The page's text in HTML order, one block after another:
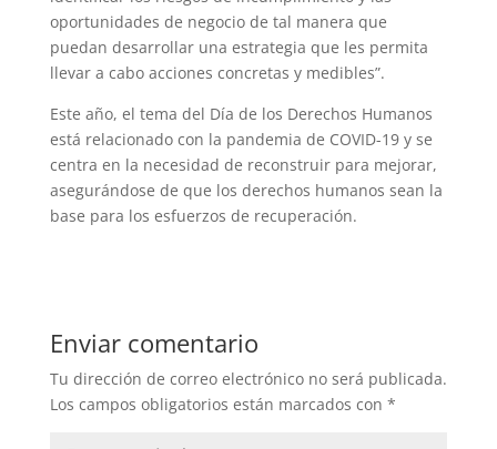
oportunidades de negocio de tal manera que
puedan desarrollar una estrategia que les permita
llevar a cabo acciones concretas y medibles”.
Este año, el tema del Día de los Derechos Humanos
está relacionado con la pandemia de COVID-19 y se
centra en la necesidad de reconstruir para mejorar,
asegurándose de que los derechos humanos sean la
base para los esfuerzos de recuperación.
Enviar comentario
Tu dirección de correo electrónico no será publicada.
Los campos obligatorios están marcados con *